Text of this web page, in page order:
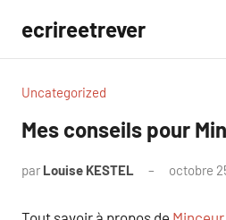
contenu
ecrireetrever
Uncategorized
Mes conseils pour
par Louise KESTEL octobre